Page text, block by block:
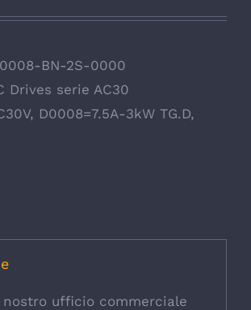
BN-2S-0000
Drives serie AC30
, D0008=7.5A-3kW TG.D,
ufficio commerciale